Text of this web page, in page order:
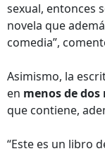
sexual, entonces
novela que
comedia”,
Asimismo, la
en menos de dos
que contiene,
“Este es un libro